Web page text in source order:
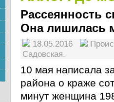
Рассеянность
Она лишилась
18.05.2016
Садовская.
10 мая написала
района о краже
минут женщина